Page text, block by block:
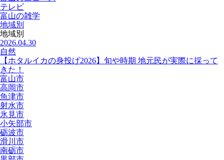
テレビ
富山の雑学
地域別
地域別
2026.04.30
自然
【ホタルイカの身投げ2026】旬や時期 地元民が実際に採って
きた！
富山市
高岡市
魚津市
射水市
氷見市
小矢部市
砺波市
滑川市
南砺市